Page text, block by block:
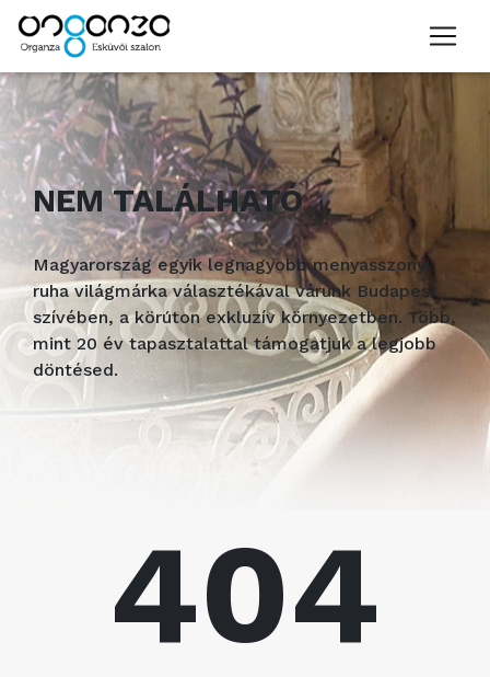
NEM TALÁLHATÓ
Magyarország egyik legnagyobb menyasszonyi
ruha világmárka választékával várunk Budapest
szívében, a körúton exkluzív környezetben. Több,
mint 20 év tapasztalattal támogatjuk a legjobb
döntésed.
404